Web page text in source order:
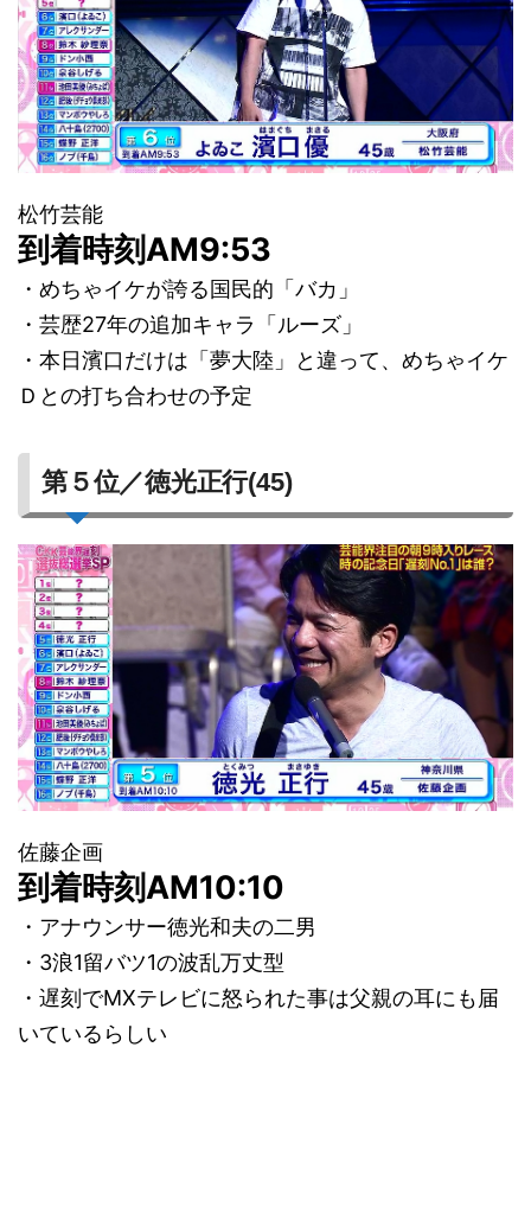
松竹芸能
到着時刻AM9:53
・めちゃイケが誇る国民的「バカ」
・芸歴27年の追加キャラ「ルーズ」
・本日濱口だけは「夢大陸」と違って、めちゃイケ
Ｄとの打ち合わせの予定
第５位／徳光正行(45)
佐藤企画
到着時刻AM10:10
・アナウンサー徳光和夫の二男
・3浪1留バツ1の波乱万丈型
・遅刻でMXテレビに怒られた事は父親の耳にも届
いているらしい